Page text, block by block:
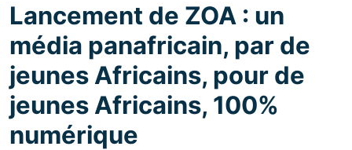
Lancement de ZOA : un
média panafricain, par de
jeunes Africains, pour de
jeunes Africains, 100%
numérique